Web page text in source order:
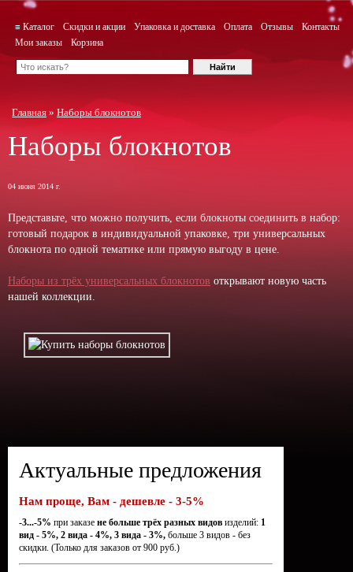
≡ Каталог Скидки и акции Упаковка и доставка Оплата Отзывы
Контакты
Мои заказы
Корзина
Главная » Наборы блокнотов
Наборы блокнотов
04 июня 2014 г.
Представьте, что можно получить, если блокноты соединить в набор:
готовый подарок в индивидуальной упаковке, три универсальных
блокнота по одной тематике или прямую выгоду в цене.
Наборы из трёх универсальных блокнотов открывают новую часть
нашей коллекции.
Актуальные предложения
Нам проще, Вам - дешевле - 3-5%
-3...-5% при заказе не больше трёх разных видов изделий: 1
вид - 5%, 2 вида - 4%, 3 вида - 3%, больше 3 видов - без
скидки. (Только для заказов от 900 руб.)